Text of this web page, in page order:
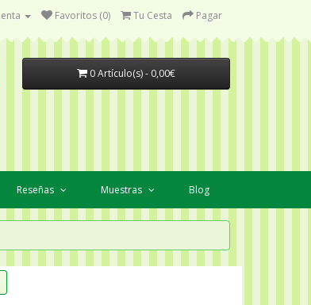
Favoritos (0) Tu Cesta Pagar
0 Artículo(s) - 0,00€
Reseñas Muestras Blog